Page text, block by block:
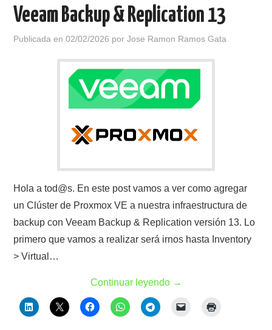
Veeam Backup & Replication 13
Publicada en02/02/2026 porJose Ramon Ramos Gata
Hola a tod@s. En este post vamos a ver como agregar
un Clúster de Proxmox VE a nuestra infraestructura de
backup con Veeam Backup & Replication versión 13. Lo
primero que vamos a realizar será irnos hasta Inventory
> Virtual…
Continuar leyendo →